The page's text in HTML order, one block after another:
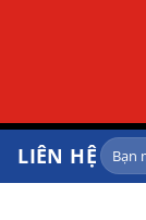
LIÊN HỆ Tìm
kiếm: